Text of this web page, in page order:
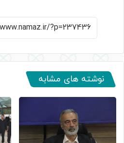
نوشته های مشابه